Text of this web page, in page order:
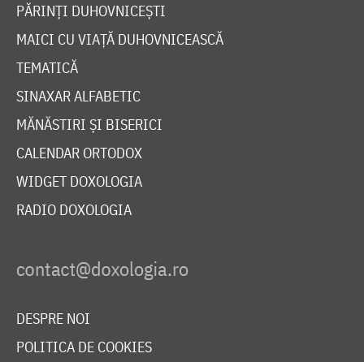
PĂRINȚI DUHOVNICEȘTI
MAICI CU VIAȚĂ DUHOVNICEASCĂ
TEMATICĂ
SINAXAR ALFABETIC
MĂNĂSTIRI ȘI BISERICI
CALENDAR ORTODOX
WIDGET DOXOLOGIA
RADIO DOXOLOGIA
DESPRE NOI
POLITICA DE COOKIES